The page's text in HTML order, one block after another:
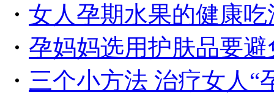
・ 女人孕期水果的健康吃
・ 孕妈妈选用护肤品要
・ 三个小方法 治疗女人“